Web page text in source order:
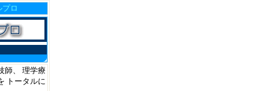
ロ
師、 理学療
トータルに